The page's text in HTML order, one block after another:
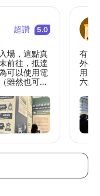
超讚 5.0
場，這點真
前往，抵達
可以使用電
雖然也可以
設計和抵用
攤位的設計
體展覽或是
真的逛不完
展的時候要
有電
外再
用金
六點